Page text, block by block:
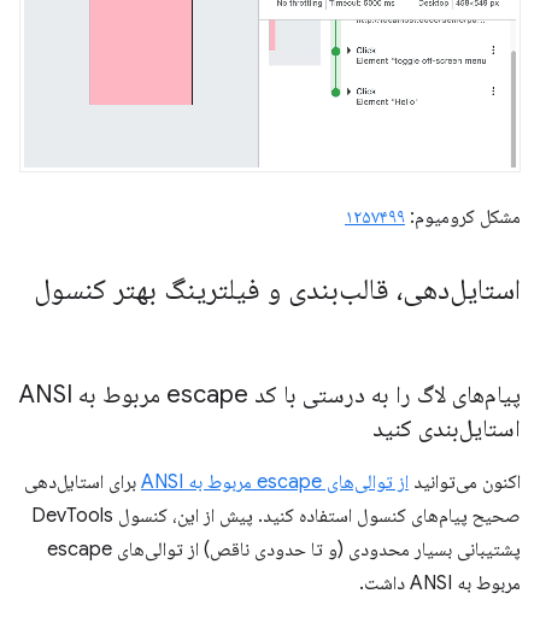
مشکل کرومیوم: ۱۲۵۷۴۹۹
استایل‌دهی، قالب‌بندی و فیلترینگ بهتر کنسول
پیام‌های لاگ را به درستی با کد escape مربوط به ANSI
استایل‌بندی کنید
اکنون می‌توانید از توالی‌های escape مربوط به ANSI
برای استایل‌دهی
صحیح پیام‌های کنسول استفاده کنید. پیش از این، کنسول DevTools
پشتیبانی بسیار محدودی (و تا حدودی ناقص) از توالی‌های escape
مربوط به ANSI داشت.